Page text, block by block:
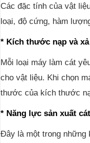
Các đặc tính của vật
loại, độ cứng, hàm
* Kích thước nạp và
Mỗi loại máy làm cát
cho vật liệu. Khi chọn
thước của kích thước
* Năng lực sản xuất cát
Đây là một trong những